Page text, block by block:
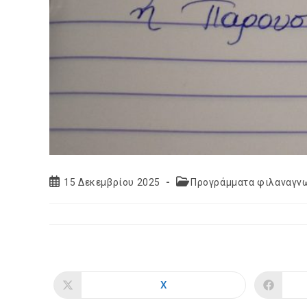
Post15 Δεκεμβρίου 2025
PostΠρογράμματα
Opens
X